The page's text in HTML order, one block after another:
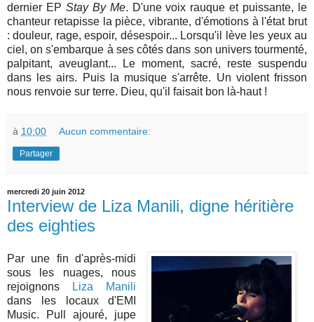
dernier EP Stay By Me. D'une voix rauque et puissante, le
chanteur retapisse la pièce, vibrante, d'émotions à l'état brut
: douleur, rage, espoir, désespoir... Lorsqu'il lève les yeux au
ciel, on s'embarque à ses côtés dans son univers tourmenté,
palpitant, aveuglant... Le moment, sacré, reste suspendu
dans les airs. Puis la musique s'arrête. Un violent frisson
nous renvoie sur terre. Dieu, qu'il faisait bon là-haut !
à 10:00 Aucun commentaire:
Partager
mercredi 20 juin 2012
Interview de Liza Manili, digne héritière
des eighties
Par une fin d'après-midi
sous les nuages, nous
rejoignons
Liza Manili
dans les locaux d'EMI
Music. Pull ajouré, jupe